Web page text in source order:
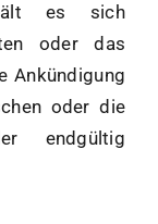
es sich
oder das
Ankündigung
oder die
endgültig